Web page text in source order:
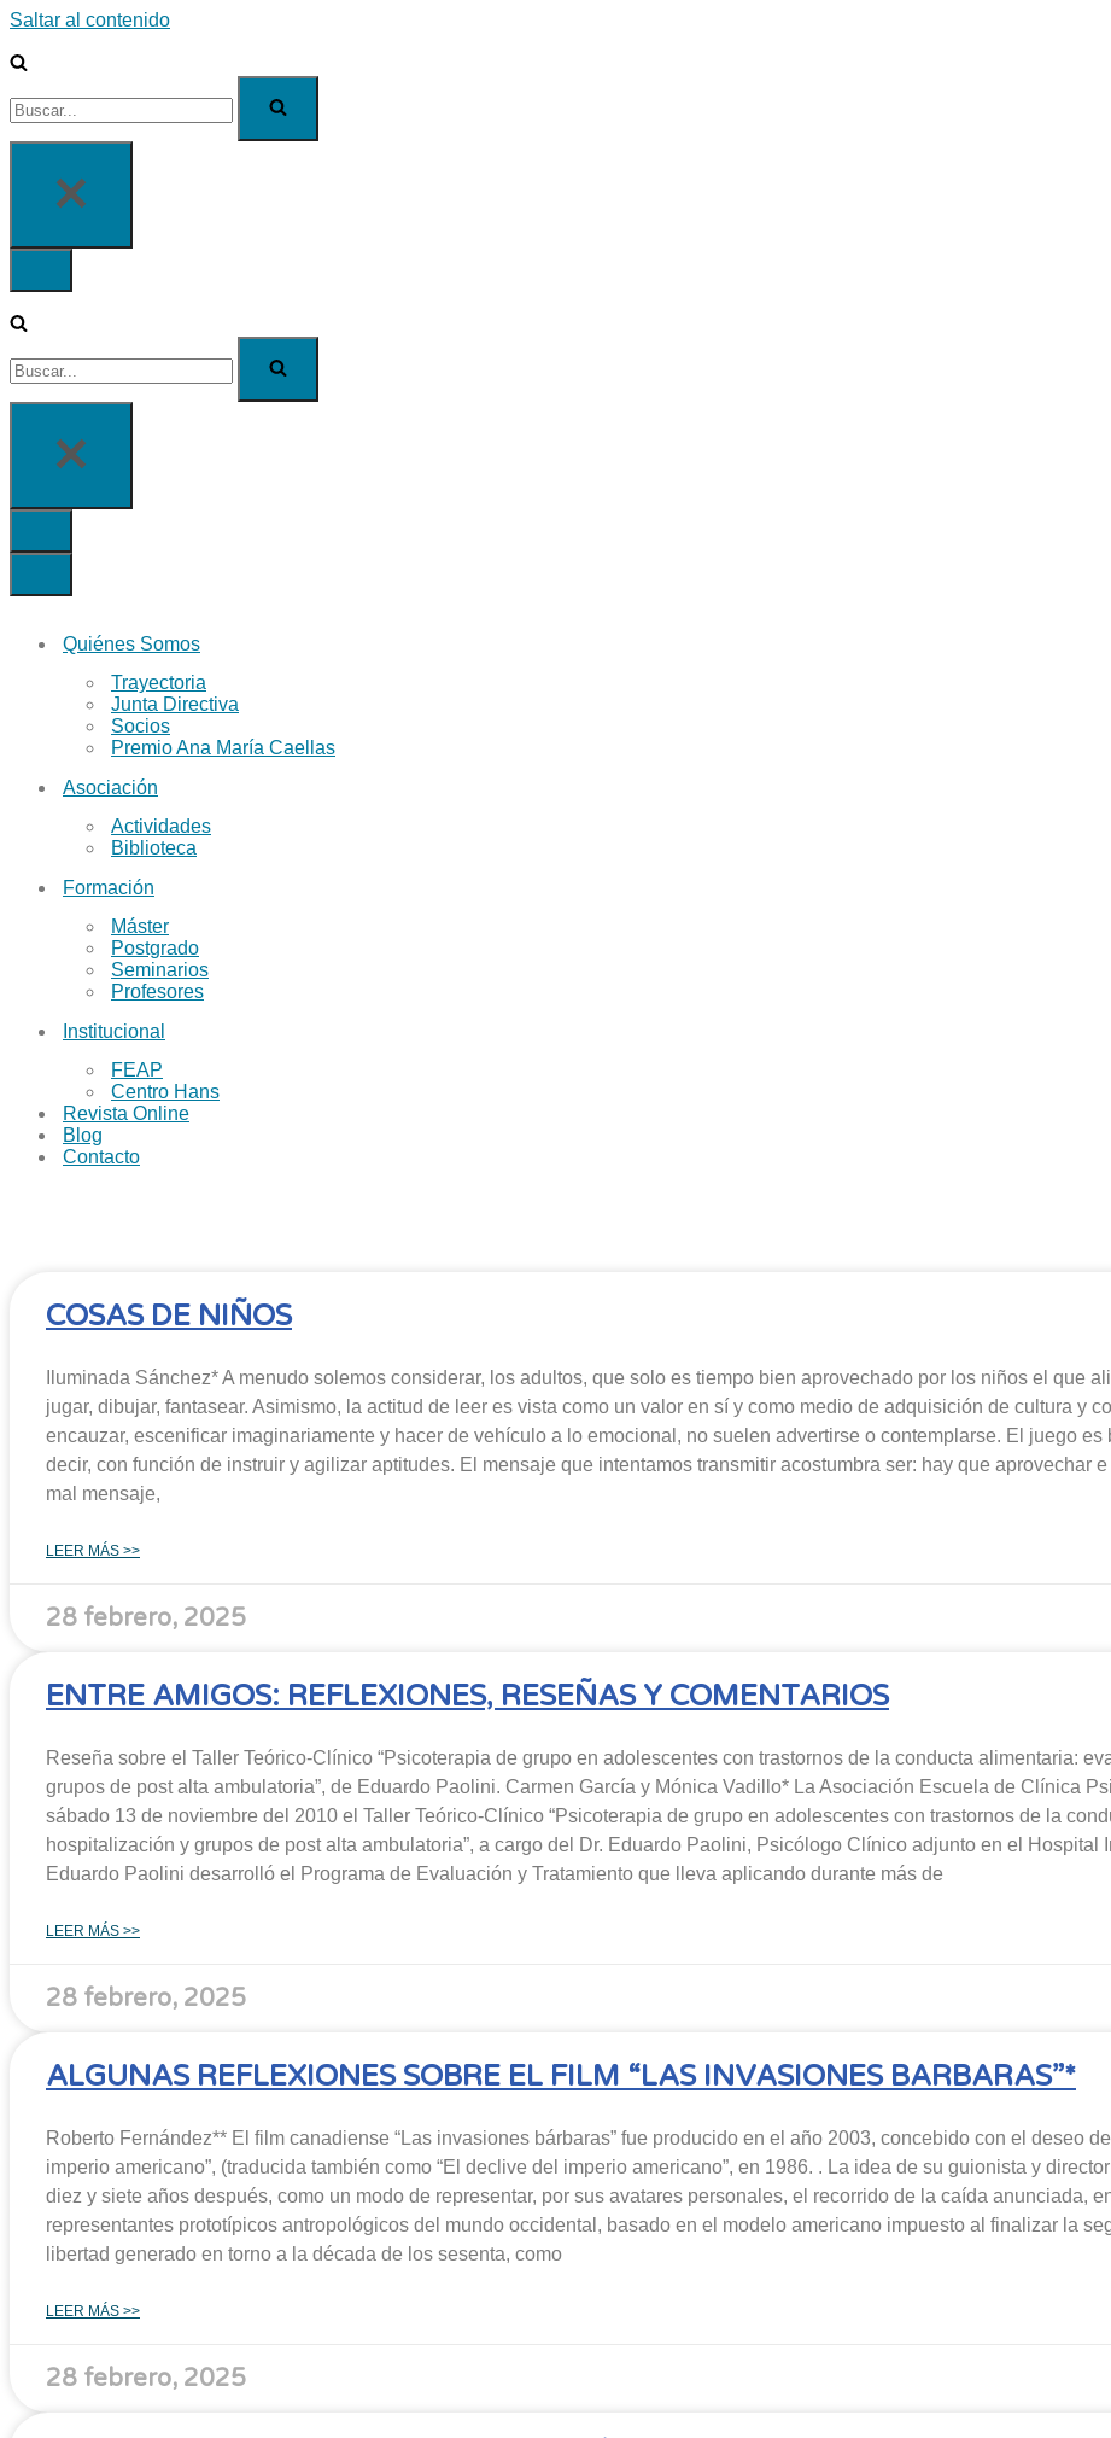
Saltar al contenido
de
de
de
Quiénes Somos
Trayectoria
Junta Directiva
Socios
Premio Ana María Caellas
Asociación
Actividades
Biblioteca
Formación
Máster
Postgrado
Seminarios
Profesores
Institucional
FEAP
Centro Hans
Revista Online
Blog
Contacto
COSAS DE NIÑOS
Iluminada Sánchez* A menudo solemos considerar, los adultos, que solo es tiempo bien aprovechado por los niños el que
jugar, dibujar, fantasear. Asimismo, la actitud de leer es vista como un valor en sí y como medio de adquisición de cultura y
encauzar, escenificar imaginariamente y hacer de vehículo a lo emocional, no suelen advertirse o contemplarse. El juego
decir, con función de instruir y agilizar aptitu­des. El mensaje que intentamos transmi­tir acostumbra ser: hay que aprovechar
mal mensaje,
LEER MÁS >>
28 febrero, 2025
ENTRE AMIGOS: REFLEXIONES, RESEÑAS Y COMENTARIOS
Reseña sobre el Taller Teórico-Clínico “Psicoterapia de grupo en adolescentes con trastornos de la conducta alimentaria:
grupos de post alta ambulatoria”, de Eduardo Paolini. Carmen García y Mónica Vadillo* La Asociación Escuela de Clínica
sábado 13 de noviembre del 2010 el Taller Teórico-Clínico “Psicoterapia de grupo en adolescentes con trastornos de la
hospitalización y grupos de post alta ambulatoria”, a cargo del Dr. Eduardo Paolini, Psicólogo Clínico adjunto en el Hospital
Eduardo Paolini desarrolló el Programa de Evaluación y Tratamiento que lleva aplicando durante más de
LEER MÁS >>
28 febrero, 2025
ALGUNAS REFLEXIONES SOBRE EL FILM “LAS INVASIONES BARBARAS”*
Roberto Fernández** El film canadiense “Las invasiones bárbaras” fue producido en el año 2003, concebido con el deseo
imperio americano”, (traducida también como “El declive del imperio americano”, en 1986. . La idea de su guionista y
diez y siete años después, como un modo de representar, por sus avatares personales, el recorrido de la caída anunciada,
representantes prototípicos antropológicos del mundo occidental, basado en el modelo americano impuesto al finalizar la
libertad generado en torno a la década de los sesenta, como
LEER MÁS >>
28 febrero, 2025